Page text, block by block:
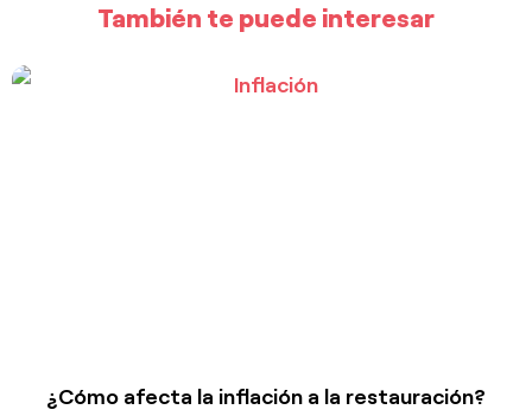
También te puede interesar
¿Cómo afecta la inflación a la restauración?